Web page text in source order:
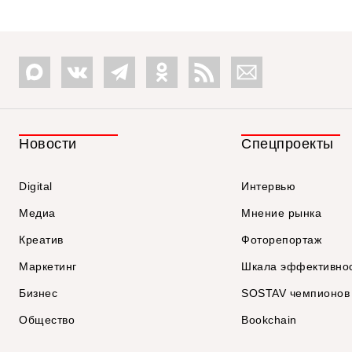
Новости
Digital
Медиа
Креатив
Маркетинг
Бизнес
Общество
Спецпроекты
Интервью
Мнение рынка
Фоторепортаж
Шкала
SOSTAV
Bookchain